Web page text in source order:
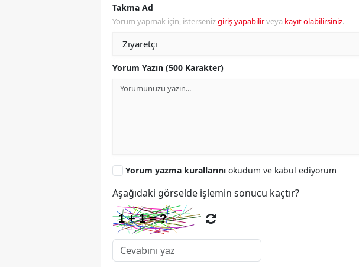
Takma Ad
Yorum yapmak için, istersenizgiriş yapabilirveya kayıt olabilirsiniz.
Yorum Yazın (500 Karakter)
Yorum yazma kurallarını okudum ve kabul ediyorum
Aşağıdaki görselde işlemin sonucu kaçtır?